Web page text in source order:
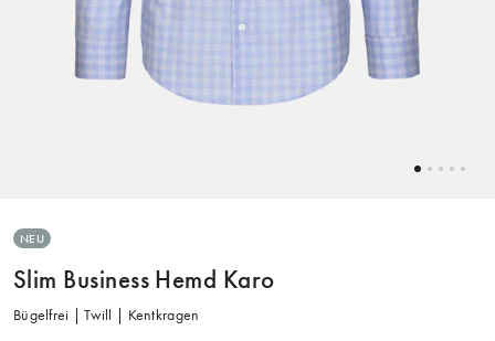
NEU
Slim Business Hemd Karo
Bügelfrei | Twill | Kentkragen